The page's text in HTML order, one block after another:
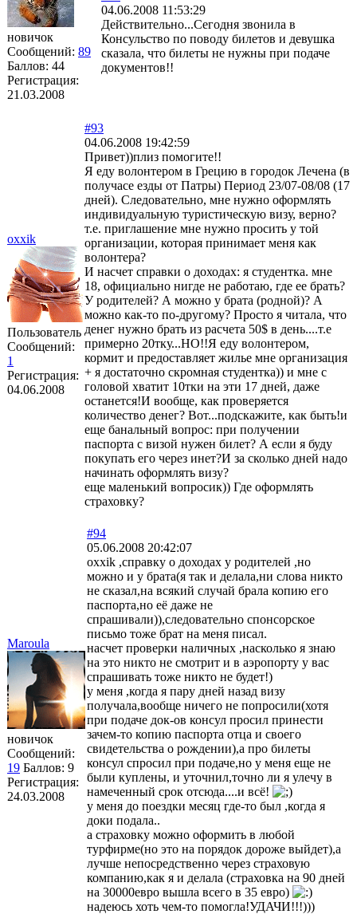
новичок
Сообщений: 89
Баллов: 44
Регистрация:
21.03.2008
04.06.2008 11:53:29
Действительно...Сегодня звонила в
Консульство по поводу билетов и девушка
сказала, что билеты не нужны при подаче
документов!!
oxxik
Пользователь
Сообщений:
1
Регистрация:
04.06.2008
#93
04.06.2008 19:42:59
Привет))плиз помогите!!
Я еду волонтером в Грецию в городок Лечена (в
получасе езды от Патры) Период 23/07-08/08 (17
дней). Следовательно, мне нужно оформлять
индивидуальную туристическую визу, верно?
т.е. приглашение мне нужно просить у той
организации, которая принимает меня как
волонтера?
И насчет справки о доходах: я студентка. мне
18, официально нигде не работаю, где ее брать?
У родителей? А можно у брата (родной)? А
можно как-то по-другому? Просто я читала, что
денег нужно брать из расчета 50$ в день....т.е
примерно 20тку...НО!!Я еду волонтером,
кормит и предоставляет жилье мне организация
+ я достаточно скромная студентка)) и мне с
головой хватит 10тки на эти 17 дней, даже
останется!И вообще, как проверяется
количество денег? Вот...подскажите, как быть!и
еще банальный вопрос: при получении
паспорта с визой нужен билет? А если я буду
покупать его через инет?И за сколько дней надо
начинать оформлять визу?
еще маленький вопросик)) Где оформлять
страховку?
Maroula
новичок
Сообщений:
19 Баллов: 9
Регистрация:
24.03.2008
#94
05.06.2008 20:42:07
oxxik ,справку о доходах у родителей ,но
можно и у брата(я так и делала,ни слова никто
не сказал,на всякий случай брала копию его
паспорта,но её даже не
спрашивали)),следовательно спонсорское
письмо тоже брат на меня писал.
насчет проверки наличных ,насколько я знаю
на это никто не смотрит и в аэропорту у вас
спрашивать тоже никто не будет!)
у меня ,когда я пару дней назад визу
получала,вообще ничего не попросили(хотя
при подаче док-ов консул просил принести
зачем-то копию паспорта отца и своего
свидетельства о рождении),а про билеты
консул спросил при подаче,но у меня еще не
были куплены, и уточнил,точно ли я улечу в
намеченный срок отсюда....и всё!
у меня до поездки месяц где-то был ,когда я
доки подала..
а страховку можно оформить в любой
турфирме(но это на порядок дороже выйдет),а
лучше непосредственно через страховую
компанию,как я и делала (страховка на 90 дней
на 30000евро вышла всего в 35 евро)
надеюсь хоть чем-то помогла!УДАЧИ!!!)))